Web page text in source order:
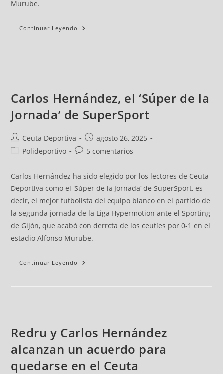
Murube.
Continuar Leyendo
Carlos Hernández, el ‘Súper de la
Jornada’ de SuperSport
Ceuta Deportiva
agosto 26, 2025
Polideportivo
5 comentarios
Carlos Hernández ha sido elegido por los lectores de Ceuta
Deportiva como el ‘Súper de la Jornada’ de SuperSport, es
decir, el mejor futbolista del equipo blanco en el partido de
la segunda jornada de la Liga Hypermotion ante el Sporting
de Gijón, que acabó con derrota de los ceutíes por 0-1 en el
estadio Alfonso Murube.
Continuar Leyendo
Redru y Carlos Hernández
alcanzan un acuerdo para
quedarse en el Ceuta